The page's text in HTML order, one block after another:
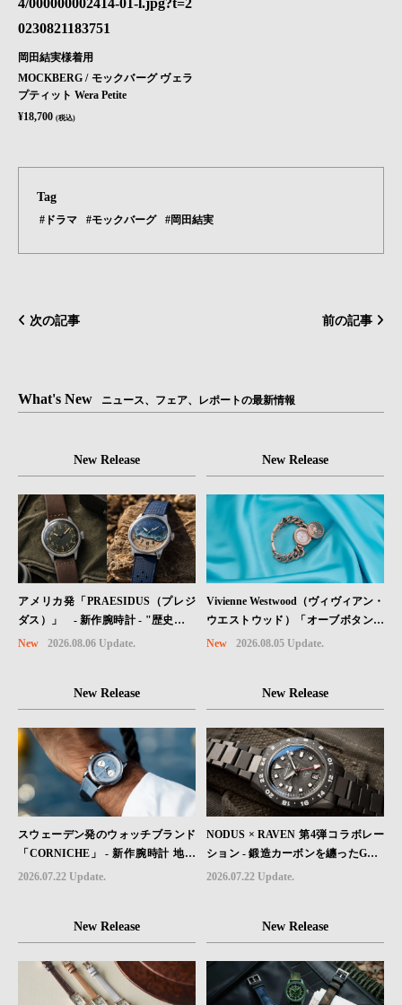
岡田結実様着用
MOCKBERG / モックバーグ ヴェラ
プティット Wera Petite
¥18,700 (税込)
Tag
#ドラマ #モックバーグ #岡田結実
次の記事 前の記事
What's New ニュース、フェア、レポートの最新情報
New Release
アメリカ発「PRAESIDUS（プレジ
ダス）」 - 新作腕時計 - "歴史を身
に着ける“ -戦場を駆け抜けたWillys
込めた「A-11」コレクション2種類
New 2026.08.06 Update.
New Release
Vivienne Westwood（ヴィヴィアン・
ウエストウッド）「オーブボタン」
コレクションに、⽇本限定カラーの
New 2026.08.05 Update.
New Release
スウェーデン発のウォッチブランド
「CORNICHE」 - 新作腕時計 地中
海の夏を映す、爽やかなブルーダイ
2026.07.22 Update.
New Release
NODUS × RAVEN 第4弾コラボレー
ション - 鍛造カーボンを纏ったGMT
ウォッチ「TRAILTREKKER CARB
2026.07.22 Update.
New Release New Release